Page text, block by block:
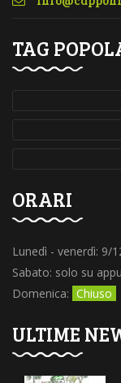
TAG
ORARI
Lunedì - venerdì: 9/
Sabato: solo su
Domenica: Chiuso
ULTIME